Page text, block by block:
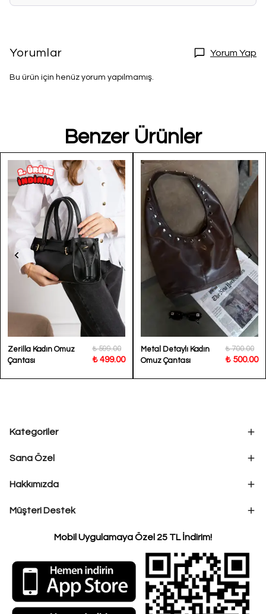
Yorumlar Yorum Yap
Bu ürün için henüz yorum yapılmamış.
Benzer Ürünler
Zerilla Kadın Omuz
Çantası
₺ 599.00
₺ 499.00
Metal Detaylı Kadın
Omuz Çantası
₺ 700.00
₺ 500.00
Kategoriler
Sana Özel
Hakkımızda
Müşteri Destek
Mobil Uygulamaya Özel 25 TL İndirim!